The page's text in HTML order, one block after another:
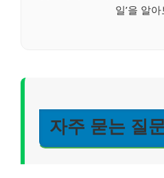
일’을 알
자주 묻는 질